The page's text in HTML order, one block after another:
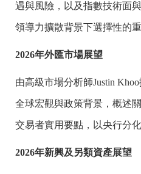
遇與風險，以及指數技術面
領導力擴散背景下選擇性的重
2026年外匯市場展望
由高級市場分析師Justin
全球宏觀與政策背景，概述
交易者實用要點，以央行分
2026年新興及另類資產展望